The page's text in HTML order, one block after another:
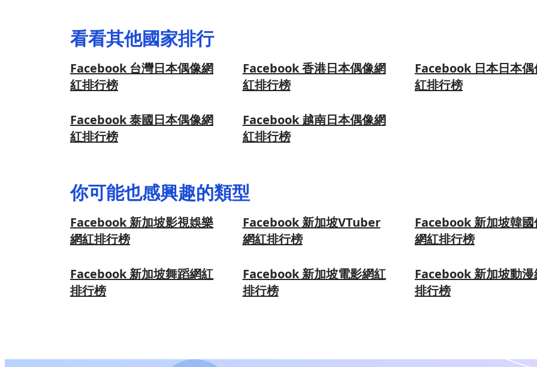
看看其他國家排行
Facebook 台灣日本偶像網
紅排行榜
Facebook 香港日本偶像網
紅排行榜
Facebook 日本日本偶
紅排行榜
Facebook 泰國日本偶像網
紅排行榜
Facebook 越南日本偶像網
紅排行榜
你可能也感興趣的類型
Facebook 新加坡影視娛樂
網紅排行榜
Facebook 新加坡VTuber
網紅排行榜
Facebook 新加坡韓國
網紅排行榜
Facebook 新加坡舞蹈網紅
排行榜
Facebook 新加坡電影網紅
排行榜
Facebook 新加坡動漫
排行榜